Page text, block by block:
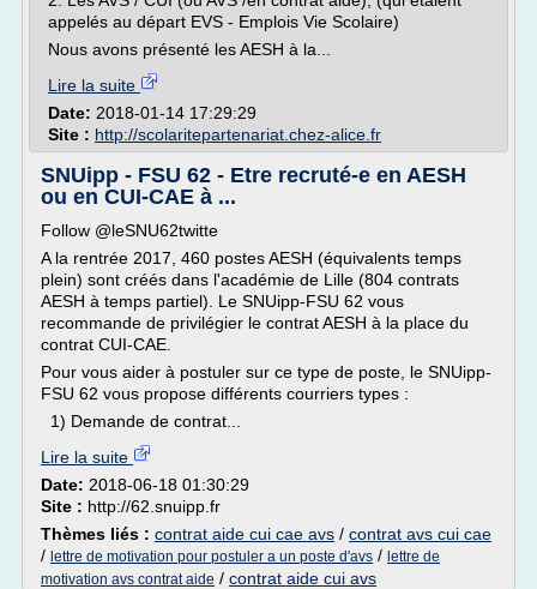
appelés au départ EVS - Emplois Vie Scolaire)
Nous avons présenté les AESH à la...
Lire la suite
Date: 2018-01-14 17:29:29
Site : http://scolaritepartenariat.chez-alice.fr
SNUipp - FSU 62 - Etre recruté-e en AESH
ou en CUI-CAE à ...
Follow @leSNU62twitte
A la rentrée 2017, 460 postes AESH (équivalents temps
plein) sont créés dans l'académie de Lille (804 contrats
AESH à temps partiel). Le SNUipp-FSU 62 vous
recommande de privilégier le contrat AESH à la place du
contrat CUI-CAE.
Pour vous aider à postuler sur ce type de poste, le SNUipp-
FSU 62 vous propose différents courriers types :
1) Demande de contrat...
Lire la suite
Date: 2018-06-18 01:30:29
Site : http://62.snuipp.fr
Thèmes liés : contrat aide cui cae avs / contrat avs cui cae
/ lettre de motivation pour postuler a un poste d'avs / lettre de
motivation avs contrat aide / contrat aide cui avs